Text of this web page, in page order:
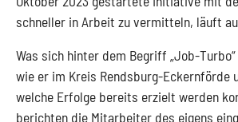
schneller in Arbeit zu vermitteln, läuft
Was sich hinter dem Begriff „Job-
wie er im Kreis Rendsburg-Eckernförde
welche Erfolge bereits erzielt werden
berichten die Mitarbeiter des eigens